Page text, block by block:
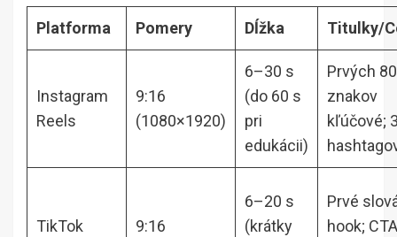
Platforma Pomery Dĺžka Titulky/
Instagram
Reels
9:16
(1080×1920)
6–30 s
(do 60 s
pri
edukácii)
Prvých 80
znakov
kľúčové;
TikTok 9:16
6–20 s
(krátky
Prvé
hook;